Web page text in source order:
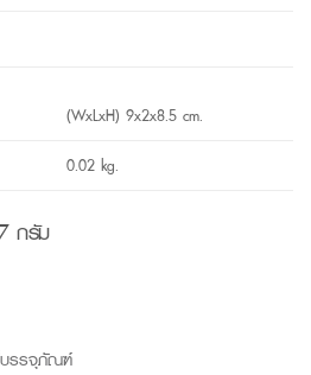
(WxLxH) 9x2x8.5 cm.
0.02 kg.
กรัม
บรรจุภัณฑ์